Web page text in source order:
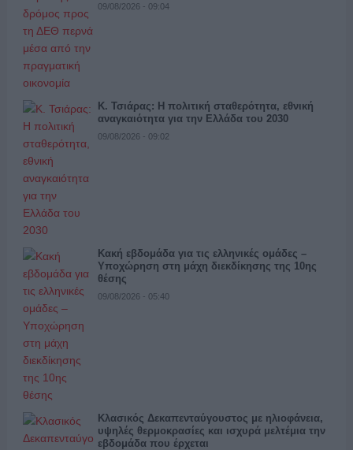
09/08/2026 - 09:04
Κ. Τσιάρας: Η πολιτική σταθερότητα, εθνική
αναγκαιότητα για την Ελλάδα του 2030
09/08/2026 - 09:02
Κακή εβδομάδα για τις ελληνικές ομάδες –
Υποχώρηση στη μάχη διεκδίκησης της 10ης
θέσης
09/08/2026 - 05:40
Κλασικός Δεκαπενταύγουστος με ηλιοφάνεια,
υψηλές θερμοκρασίες και ισχυρά μελτέμια την
εβδομάδα που έρχεται